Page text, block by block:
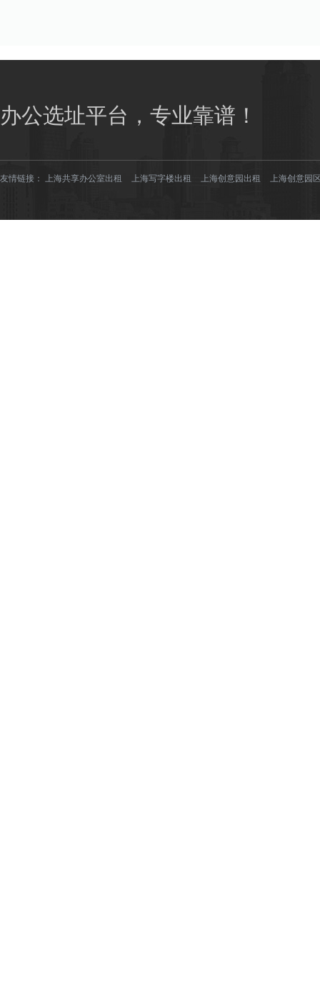
办公选址平台，专业靠谱！
友情链接： 上海共享办公室出租 上海写字楼出租 上海创意园出租 上海创意园